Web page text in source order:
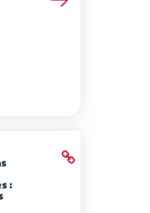
les détails de la ressource
: